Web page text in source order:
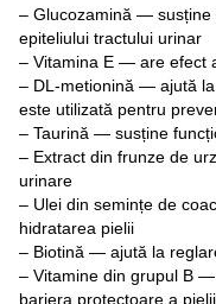
– Glucozamină — susține
epiteliului tractului urinar
– Vitamina E — are efect
– DL-metionină — ajută
este utilizată pentru
– Taurină — susține
– Extract din frunze de
urinare
– Ulei din semințe de
hidratarea pielii
– Biotină — ajută la
– Vitamine din grupul B
bariera protectoare a pielii